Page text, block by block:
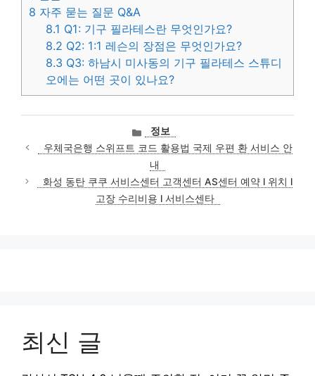
8 자주 묻는 질문 Q&A
8.1 Q1: 기구 필라테스란 무엇인가요?
8.2 Q2: 1:1 레슨의 장점은 무엇인가요?
8.3 Q3: 하남시 미사동의 기구 필라테스 스튜디
오에는 어떤 곳이 있나요?
카
테
고
리
정보
우체국은행 스위프트 코드 활용법 국제 우편 환 서비스 안
내
화성 동탄 쿠쿠 서비스센터 고객센터 AS센터 예약 l 위치 l
고장 수리비용 l 서비스센타
최신 글